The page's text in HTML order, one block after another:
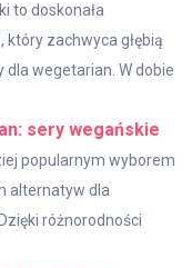
to doskonała
zachwyca głębią
wegetarian. W dobie
sery wegańskie
popularnym wyborem
alternatyw dla
różnorodności